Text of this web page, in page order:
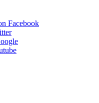
Facebook